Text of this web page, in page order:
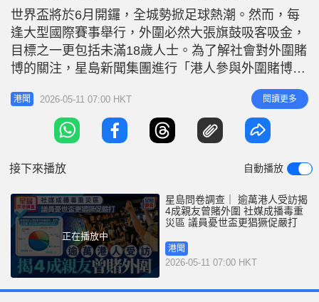
i
n
r
e
世界盃將於6月開鑼，全城勢掀足球熱潮。然而，每
逢大型國際賽事舉行，外圍必然大張旗鼓吸客吸金，
目標之一更包括未滿18歲人士。為了解社會對外圍賭
博的關注，星島新聞集團進行「港人參與外圍賭博」
問卷調查。結果發現逾萬名受訪市民中有40%表示，
有親友在過去12個月曾參與外圍賭博，最常接觸到外
圍賭博資訊的渠道依次為社交媒體、通訊軟件及網上
廣告。有立法會議員直言，外圍莊家常以「賒數」或
港聞 2026-05-11 07:00 HKT 閱讀更多
接下來播放 自動播放
正在播放中
星島問卷調查｜ 逾萬港人受訪揭
4成親友曾賭外圍 社媒成播毒重
災區 議員憂世盃更猖獗促嚴打
港聞
2026-05-11 07:00 HKT